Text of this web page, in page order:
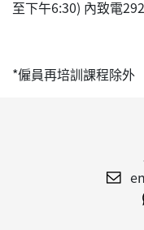
至下午6:30) 內致電
*僱員再培訓課程除外